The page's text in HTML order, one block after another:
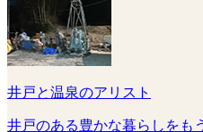
井戸と温泉のアリスト
井戸のある豊かな暮らしをも